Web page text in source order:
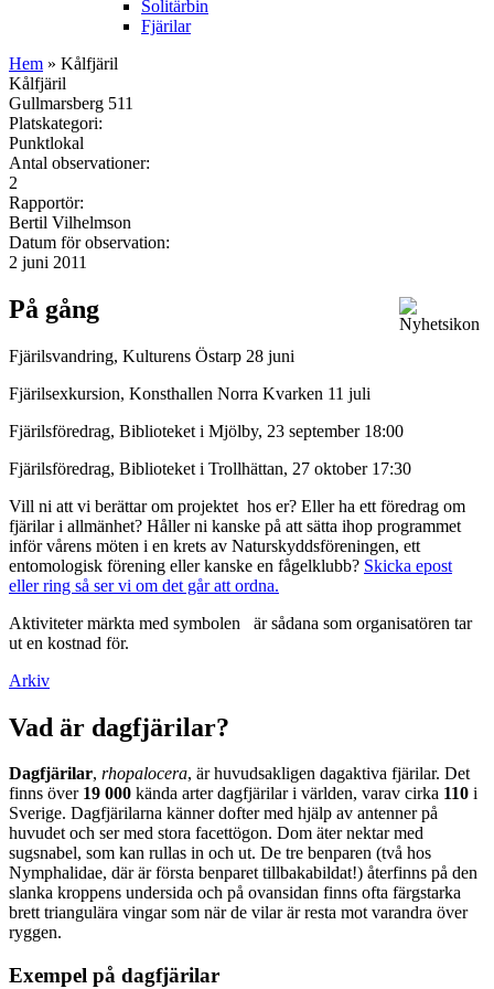
Solitärbin
Fjärilar
Hem » Kålfjäril
Kålfjäril
Gullmarsberg 511
Platskategori:
Punktlokal
Antal observationer:
2
Rapportör:
Bertil Vilhelmson
Datum för observation:
2 juni 2011
På gång
Fjärilsvandring, Kulturens Östarp 28 juni
Fjärilsexkursion, Konsthallen Norra Kvarken 11 juli
Fjärilsföredrag, Biblioteket i Mjölby, 23 september 18:00
Fjärilsföredrag, Biblioteket i Trollhättan, 27 oktober 17:30
Vill ni att vi berättar om projektet hos er? Eller ha ett föredrag om
fjärilar i allmänhet? Håller ni kanske på att sätta ihop programmet
inför vårens möten i en krets av Naturskyddsföreningen, ett
entomologisk förening eller kanske en fågelklubb? Skicka epost
eller ring så ser vi om det går att ordna.
Aktiviteter märkta med symbolen
är sådana som organisatören tar
ut en kostnad för.
Arkiv
Vad är dagfjärilar?
Dagfjärilar, rhopalocera, är huvudsakligen dagaktiva fjärilar. Det
finns över 19 000 kända arter dagfjärilar i världen, varav cirka 110 i
Sverige. Dagfjärilarna känner dofter med hjälp av antenner på
huvudet och ser med stora facettögon. Dom äter nektar med
sugsnabel, som kan rullas in och ut. De tre benparen (två hos
Nymphalidae, där är första benparet tillbakabildat!) återfinns på den
slanka kroppens undersida och på ovansidan finns ofta färgstarka
brett triangulära vingar som när de vilar är resta mot varandra över
ryggen.
Exempel på dagfjärilar